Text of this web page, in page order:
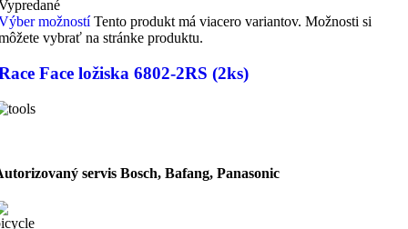
možností Tento produkt má viacero variantov. Možnosti si
vybrať na stránke produktu.
Face ložiska 6802-2RS (2ks)
servis Bosch, Bafang, Panasonic